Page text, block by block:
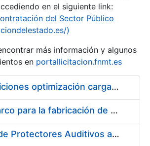
en el siguiente link:
del Sector Público
)
más información y algunos
en portallicitacion.fnmt.es
Pliego condiciones optimización cargas compras firmado
Acuerdo marco para la fabricación de piezas
Suministro de Protectores Auditivos a medida para las personas trabajadoras de los Centros de Trabajo de Madrid y Burgos